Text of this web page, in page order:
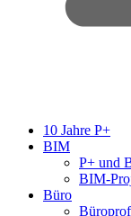
10 Jahre P+
BIM
P+ und
BIM-
Büro